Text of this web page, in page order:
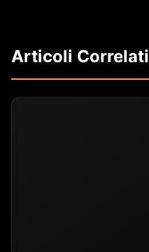
Articoli Correlati